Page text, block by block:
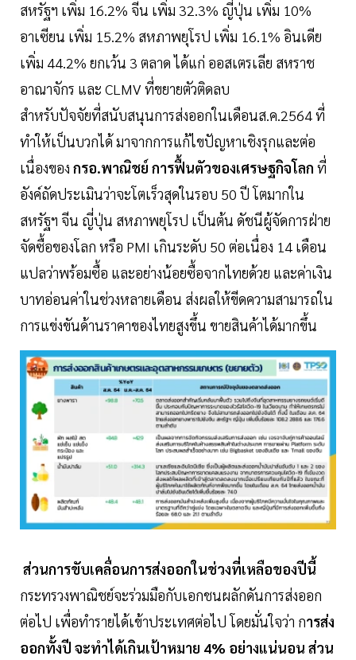
สหรัฐฯ เพิ่ม 16.2% จีน เพิ่ม 32.3% ญี่ปุ่น เพิ่ม 10%
อาเซียน เพิ่ม 15.2% สหภาพยุโรป เพิ่ม 16.1% อินเดีย
เพิ่ม 44.2% ยกเว้น 3 ตลาด ได้แก่ ออสเตรเลีย สหราช
อาณาจักร และ CLMV ที่ขยายตัวติดลบ
สำหรับปัจจัยที่สนับสนุนการส่งออกในเดือนส.ค.2564 ที่
ทำให้เป็นบวกได้ มาจากการแก้ไขปัญหาเชิงรุกและต่อ
เนื่องของ กรอ.พาณิชย์ การฟื้นตัวของเศรษฐกิจโลก ที่
อังค์ถัดประเมินว่าจะโตเร็วสุดในรอบ 50 ปี โตมากใน
สหรัฐฯ จีน ญี่ปุ่น สหภาพยุโรป เป็นต้น ดัชนีผู้จัดการฝ่าย
จัดซื้อของโลก หรือ PMI เกินระดับ 50 ต่อเนื่อง 14 เดือน
แปลว่าพร้อมซื้อ และอย่างน้อยซื้อจากไทยด้วย และค่าเงิน
บาทอ่อนค่าในช่วงหลายเดือน ส่งผลให้ขีดความสามารถใน
การแข่งขันด้านราคาของไทยสูงขึ้น ขายสินค้าได้มากขึ้น
ส่วนการขับเคลื่อนการส่งออกในช่วงที่เหลือของปีนี้
กระทรวงพาณิชย์จะร่วมมือกับเอกชนผลักดันการส่งออก
ต่อไป เพื่อทำรายได้เข้าประเทศต่อไป โดยมั่นใจว่า การส่ง
ออกทั้งปี จะทำได้เกินเป้าหมาย 4% อย่างแน่นอน ส่วน